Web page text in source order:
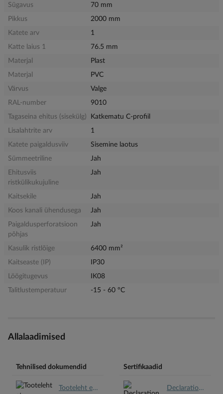
Sügavus
70 mm
Pikkus
2000 mm
Katete arv
1
Katte laius 1
76.5 mm
Materjal
Plast
Materjal
PVC
Värvus
Valge
RAL-number
9010
Tagaseina ehitus (sisekülg)
Katkematu C-profiil
Lisalahtrite arv
1
Katete paigaldusviiv
Sisemine laotus
Sümmeetriline
Jah
Ehitusviis
ristkülikukujuline
Jah
Kaitsekile
Jah
Koos kanali ühendusega
Jah
Paigaldusperforatsioon
põhjas
Jah
Kasulik ristlõige
6400 mm²
Kaitseaste (IP)
IP30
Löögitugevus
IK08
Talitlustemperatuur
-15 - 60 °C
Allalaadimised
Tehnilised dokumendid
Tooteleht et.pdf
Sertifikaadid
Declaration REACH en.pdf